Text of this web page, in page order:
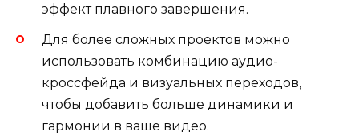
эффект плавного завершения.
Для более сложных проектов можно
использовать комбинацию аудио-
кроссфейда и визуальных переходов,
чтобы добавить больше динамики и
гармонии в ваше видео.